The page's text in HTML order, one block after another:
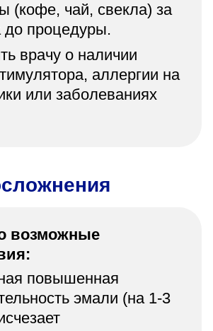
(кофе, чай, свекла) за
до процедуры.
врачу о наличии
аллергии на
или заболеваниях
возможные
повышенная
эмали (на 1-3